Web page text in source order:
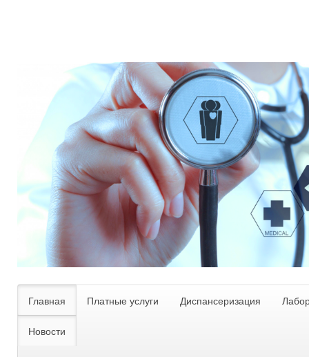
Главная Платные услуги Диспансеризация
Новости